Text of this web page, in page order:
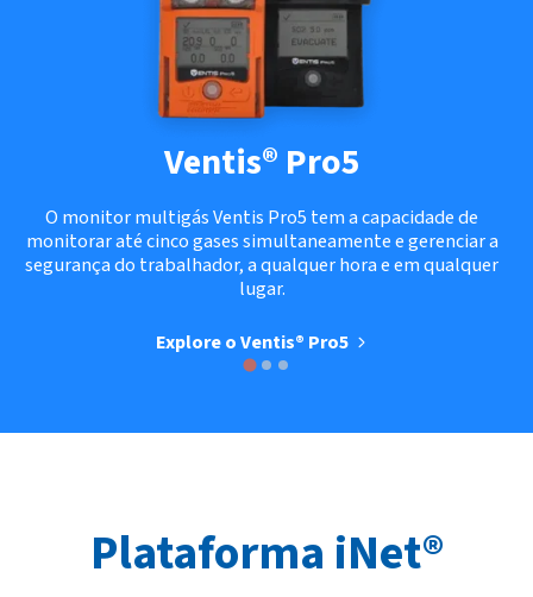
Ventis® Pro5
O monitor multigás Ventis Pro5 tem a capacidade de
monitorar até cinco gases simultaneamente e gerenciar a
segurança do trabalhador, a qualquer hora e em qualquer
lugar.
Explore o Ventis®️ Pro5
Plataforma iNet®